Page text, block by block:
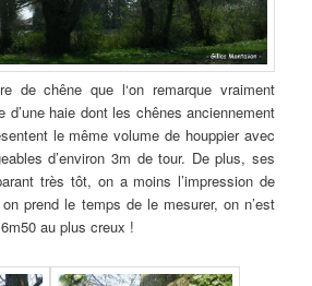
de chêne que l‘on remarque vraiment
d’une haie dont les chênes anciennement
le même volume de houppier avec
d’environ 3m de tour. De plus, ses
très tôt, on a moins l’impression de
prend le temps de le mesurer, on n’est
au plus creux !